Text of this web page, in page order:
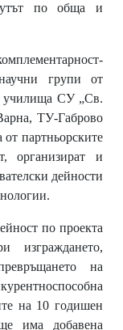
по обща и
групи от
училища СУ „Св.
ТУ‐Габрово
партньорските
организират и
дейности
по проекта
изграждането,
на
на 10 годишен
има добавена